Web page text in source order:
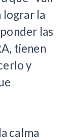
lograr la
las
tienen
y
calma